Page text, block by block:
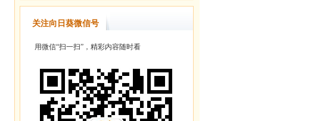
关注向日葵微信号
用微信“扫一扫”，精彩内容随时看